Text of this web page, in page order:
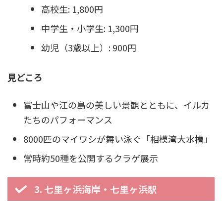
高校生: 1,800円
中学生・小学生: 1,300円
幼児（3歳以上）: 900円
見どころ
富士山や江の島の美しい景観とともに、イルカ
たちのパフォーマンス
8000匹のマイワシが舞い泳ぐ「相模湾大水槽」
常時約50種を公開するクラゲ展示
3. 七里ヶ浜海岸・七里ヶ浜駅